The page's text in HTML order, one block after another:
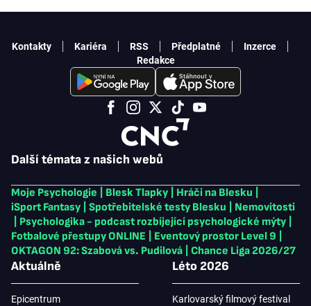
Další témata z našich webů
Moje Psychologie Blesk Tlapky Hráči na Blesku
iSport Fantasy
Spotřebitelské testy Blesku
Nemovitosti
Psychologika - podcast rozbíjející psychologické mýty
Fotbalové přestupy ONLINE
Eventový prostor Level 9
OKTAGON 92: Szabová vs. Pudilová
Chance Liga 2026/27
Aktuálně
Epicentrum
Léto 2026
Karlovarský filmový festival
Kontakty Kariéra RSS Předplatné
Inzerce
Redakce